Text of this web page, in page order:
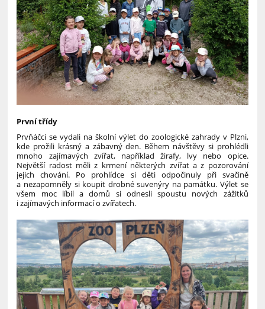
První třídy
Prvňáčci se vydali na školní výlet do zoologické zahrady v Plzni,
kde prožili krásný a zábavný den. Během návštěvy si prohlédli
mnoho zajímavých zvířat, například žirafy, lvy nebo opice.
Největší radost měli z krmení některých zvířat a z pozorování
jejich chování. Po prohlídce si děti odpočinuly při svačině
a nezapomněly si koupit drobné suvenýry na památku. Výlet se
všem moc líbil a domů si odnesli spoustu nových zážitků
i zajímavých informací o zvířatech.